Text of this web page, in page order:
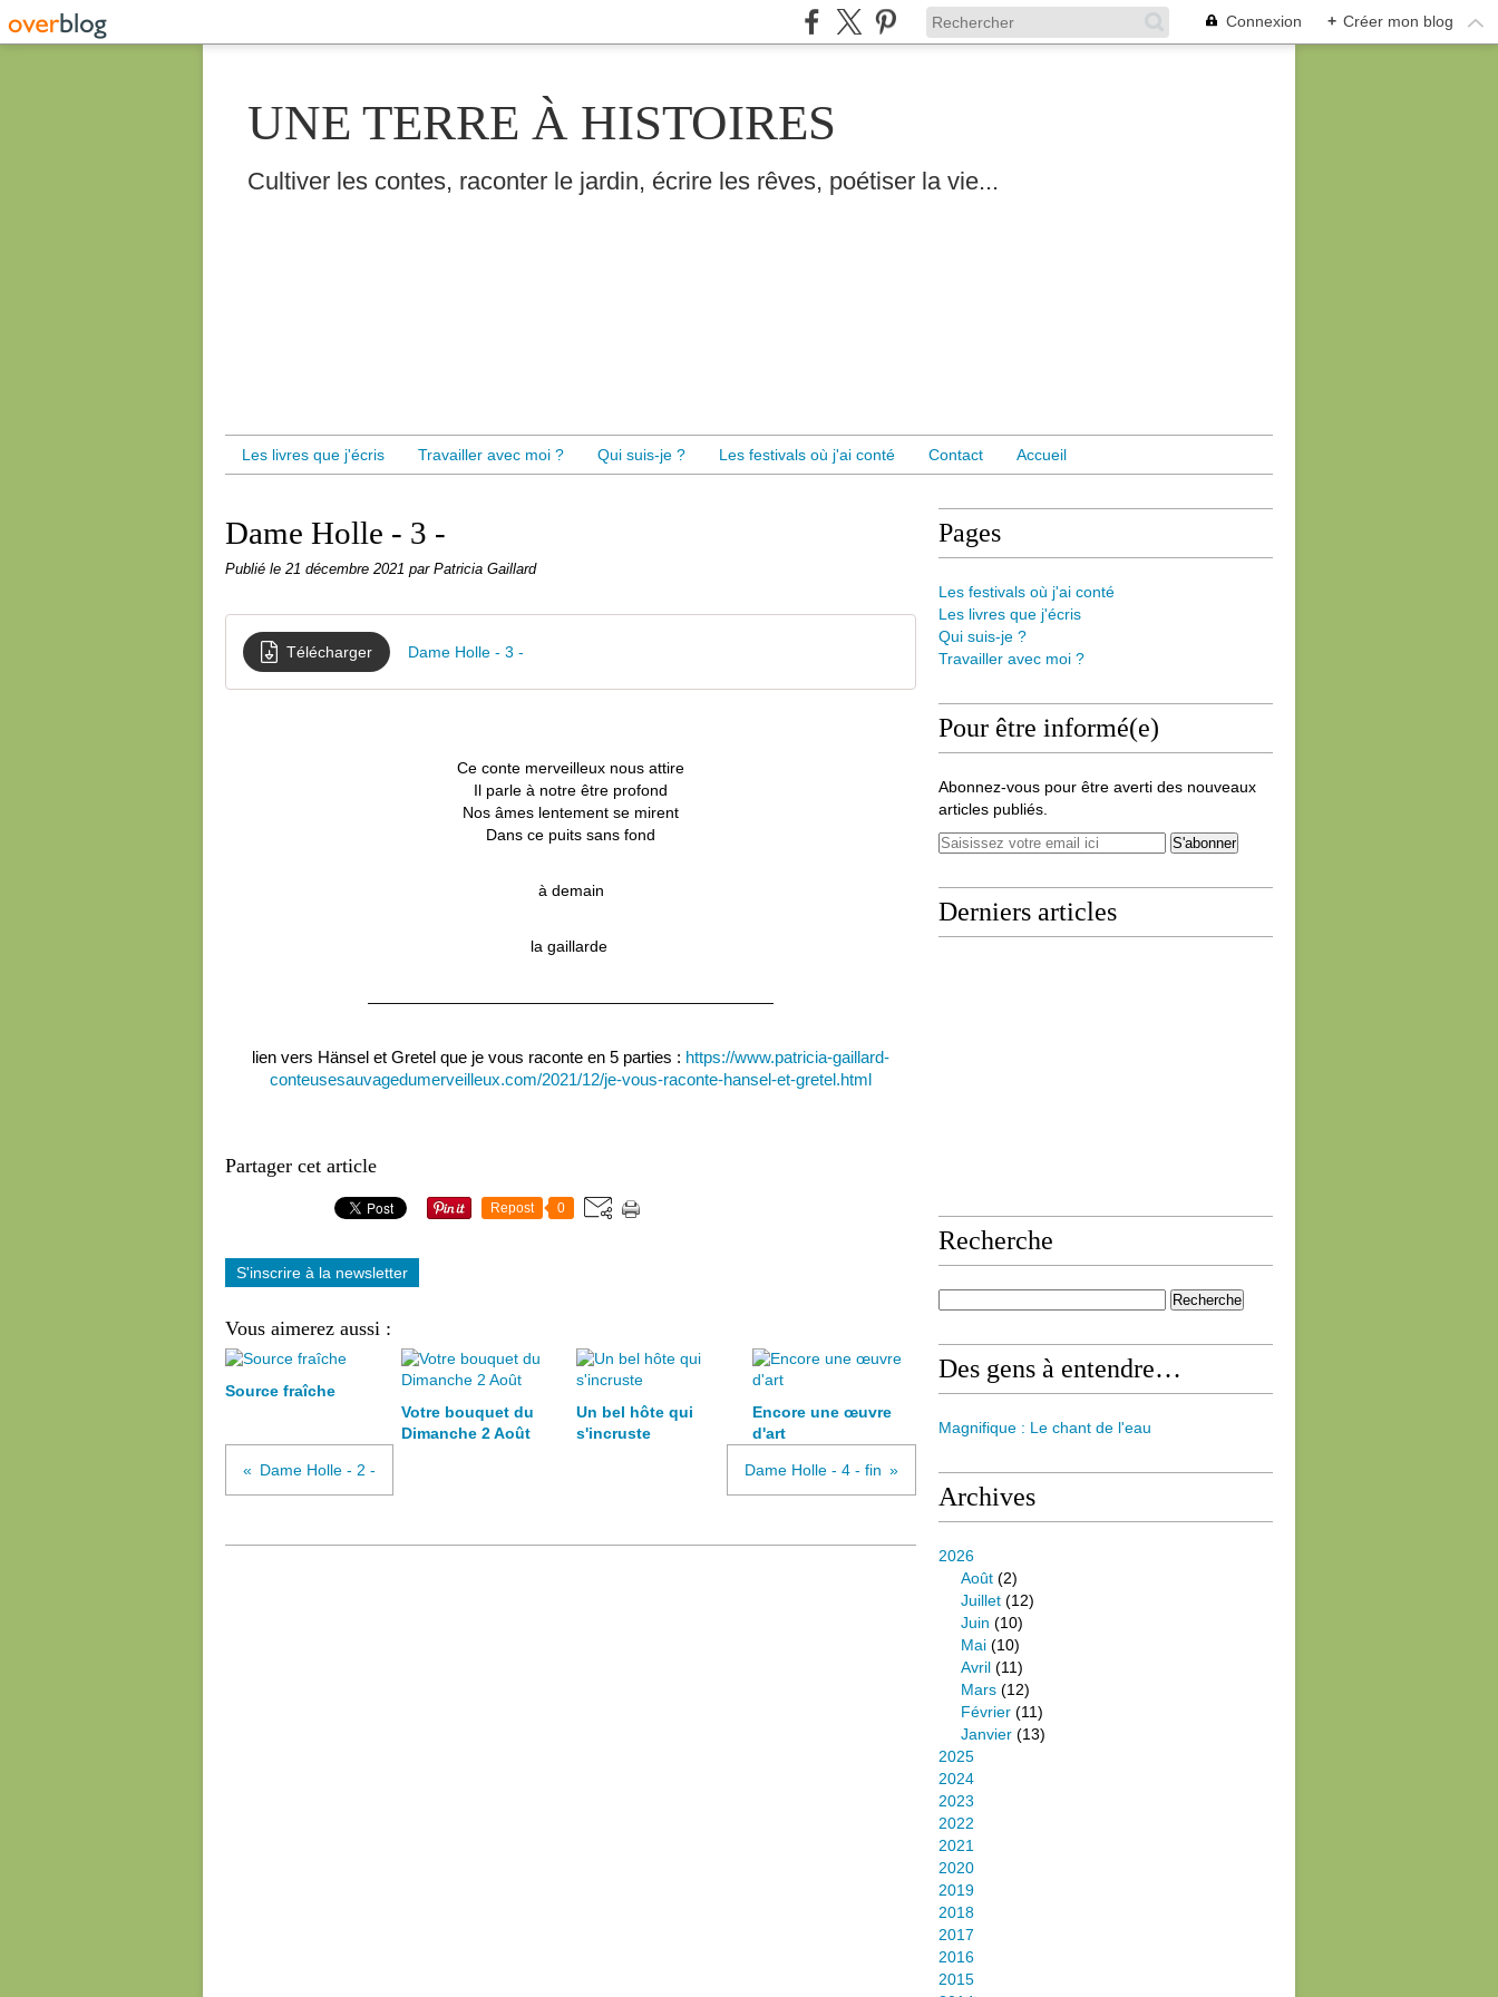
Connexion + Créer mon blog
UNE TERRE À HISTOIRES
Cultiver les contes, raconter le jardin, écrire les rêves, poétiser la vie...
Les livres que j'écris Travailler avec moi ? Qui suis-je ? Les festivals où j'ai conté Contact Accueil
Dame Holle - 3 -
Publié le 21 décembre 2021 par Patricia Gaillard
Télécharger Dame Holle - 3 -
Ce conte merveilleux nous attire
Il parle à notre être profond
Nos âmes lentement se mirent
Dans ce puits sans fond
à demain
la gaillarde
——————————————————————————
lien vers Hänsel et Gretel que je vous raconte en 5 parties : https://www.patricia-gaillard-
conteusesauvagedumerveilleux.com/2021/12/je-vous-raconte-hansel-et-gretel.html
Partager cet article
Repost 0
S'inscrire à la newsletter
Vous aimerez aussi :
Source fraîche
Votre bouquet du
Dimanche 2 Août
Un bel hôte qui
s'incruste
Encore une œuvre
d'art
Dame Holle - 2 - Dame Holle - 4 - fin
Pages
Les festivals où j'ai conté
Les livres que j'écris
Qui suis-je ?
Travailler avec moi ?
Pour être informé(e)
Abonnez-vous pour être averti des nouveaux
articles publiés.
Derniers articles
Recherche
Des gens à entendre…
Magnifique : Le chant de l'eau
Archives
2026
Août (2)
Juillet (12)
Juin (10)
Mai (10)
Avril (11)
Mars (12)
Février (11)
Janvier (13)
2025
2024
2023
2022
2021
2020
2019
2018
2017
2016
2015